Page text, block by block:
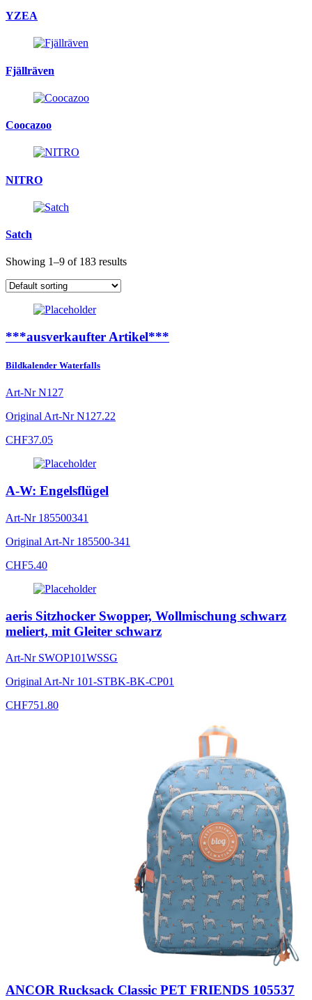
YZEA
Fjällräven
Coocazoo
NITRO
Satch
Showing 1–9 of 183 results
***ausverkaufter Artikel***
Bildkalender Waterfalls
Art-NrN127
Original Art-NrN127.22
CHF37.05
A-W: Engelsflügel
Art-Nr 185500341
Original Art-Nr 185500-341
CHF5.40
aeris Sitzhocker Swopper, Wollmischung schwarz
meliert, mit Gleiter schwarz
Art-Nr SWOP101WSSG
Original Art-Nr 101-STBK-BK-CP01
CHF751.80
ANCOR Rucksack Classic PET FRIENDS 105537